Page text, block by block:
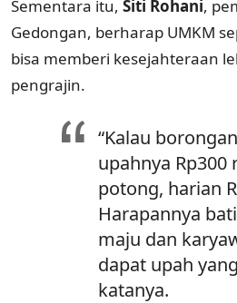
Sementara itu, Siti Rohani,
Gedongan, berharap UMKM
bisa memberi kesejahteraan
pengrajin.
“Kalau borongan
upahnya Rp300
potong, harian
Harapannya
maju dan
dapat upah
katanya.